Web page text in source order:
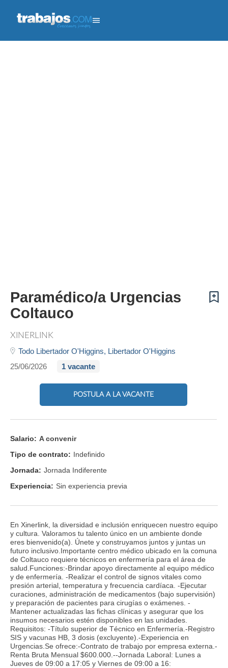
Paramédico/a Urgencias
Coltauco
XINERLINK
Todo Libertador O'Higgins, Libertador O'Higgins
25/06/2026
1 vacante
POSTULA A LA VACANTE
Salario: A convenir
Tipo de contrato: Indefinido
Jornada: Jornada Indiferente
Experiencia: Sin experiencia previa
En Xinerlink, la diversidad e inclusión enriquecen nuestro equipo
y cultura. Valoramos tu talento único en un ambiente donde
eres bienvenido(a). Únete y construyamos juntos y juntas un
futuro inclusivo.Importante centro médico ubicado en la comuna
de Coltauco requiere técnicos en enfermería para el área de
salud.Funciones:-Brindar apoyo directamente al equipo médico
y de enfermería. -Realizar el control de signos vitales como
presión arterial, temperatura y frecuencia cardíaca. -Ejecutar
curaciones, administración de medicamentos (bajo supervisión)
y preparación de pacientes para cirugías o exámenes. -
Mantener actualizadas las fichas clínicas y asegurar que los
insumos necesarios estén disponibles en las unidades.
Requisitos: -Título superior de Técnico en Enfermería.-Registro
SIS y vacunas HB, 3 dosis (excluyente).-Experiencia en
Urgencias.Se ofrece:-Contrato de trabajo por empresa externa.-
Renta Bruta Mensual $600.000.--Jornada Laboral: Lunes a
Jueves de 09:00 a 17:05 y Viernes de 09:00 a 16: